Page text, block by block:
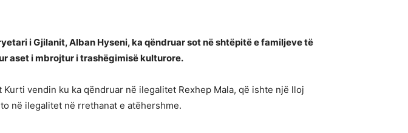
i Gjilanit, Alban Hyseni, ka qëndruar sot në shtëpitë e familjeve të
aset i mbrojtur i trashëgimisë kulturore.
vendin ku ka qëndruar në ilegalitet Rexhep Mala, që ishte një lloj
në ilegalitet në rrethanat e atëhershme.